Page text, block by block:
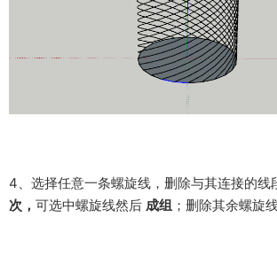
4、选择任意一条螺旋线，删除与其连接的线
次， 可选中螺旋线然后 成组 ；删除其余螺旋